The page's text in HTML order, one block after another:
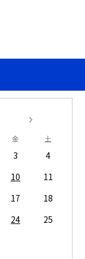
金 土
3
4
10
11
17
18
24
25